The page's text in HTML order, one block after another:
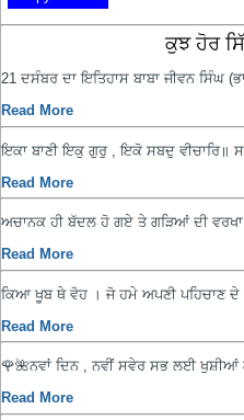
ਕੁਝ ਹੋਰ
21 ਦਸੰਬਰ ਦਾ ਇਤਿਹਾਸ ਬਾਬਾ ਜੀਵਨ ਸਿੰਘ
Read More
ਇਕਾ ਬਾਣੀ ਇਕੁ ਗੁਰੁ , ਇਕੋ ਸਬਦੁ ਵੀਚਾਰਿ॥
Read More
ਅਚਾਨਕ ਹੀ ਬੱਦਲ ਹੋ ਗਏ ਤੇ ਗੜਿਆਂ ਦੀ
Read More
ਕਿਆ ਖੂਬ ਥੇ ਵੋਹ । ਜੋ ਹਮੇ ਅਪਣੀ ਪਹਿਚਾਣ ਦੇ
Read More
🌹🌺ਨਵਾਂ ਦਿਨ , ਨਵੀਂ ਸਵੇਰ ਸਭ ਲਈ
Read More